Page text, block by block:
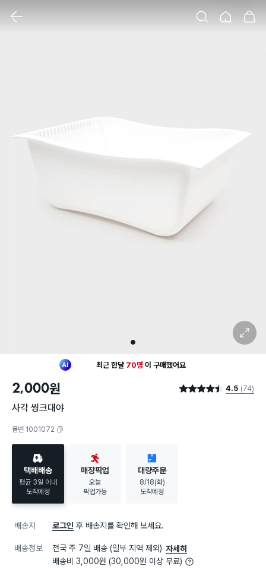
1
확대 보기
최근 한달 70명 이 구매했어요
구매했어요
2,000원 별점 4.5점 4.5 (74)
사각 씽크대야
품번 1001072
택배배송
평균 3일 이내
도착예정
매장픽업
오늘
픽업가능
대량주문
8/18(화)
도착예정
배송지 로그인 후 배송지를 확인해 보세요.
배송정보 전국 주 7일 배송 (일부 지역 제외) 자세히
배송비 3,000원 (30,000원 이상 무료)